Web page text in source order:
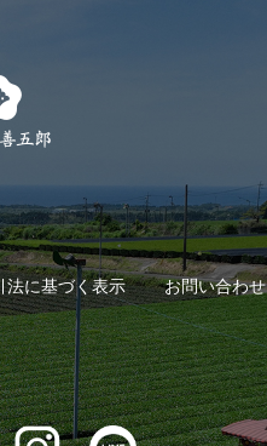
法に基づく表示 お問い合わせ